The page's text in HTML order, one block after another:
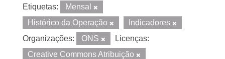
Etiquetas:
Mensal
Histórico da Operação
Indicadores
Organizações:
ONS
Licenças:
Creative Commons Atribuição